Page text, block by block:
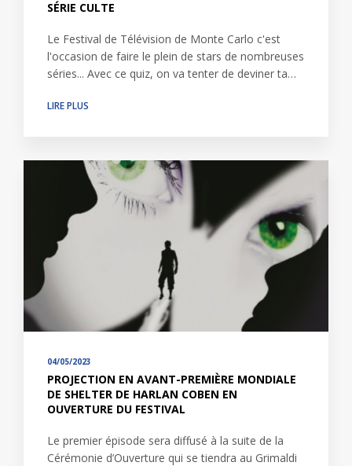
SÉRIE CULTE
Le Festival de Télévision de Monte Carlo c'est
l'occasion de faire le plein de stars de nombreuses
séries... Avec ce quiz, on va tenter de deviner ta…
LIRE PLUS
04/05/2023
PROJECTION EN AVANT-PREMIÈRE MONDIALE
DE SHELTER DE HARLAN COBEN EN
OUVERTURE DU FESTIVAL
Le premier épisode sera diffusé à la suite de la
Cérémonie d’Ouverture qui se tiendra au Grimaldi